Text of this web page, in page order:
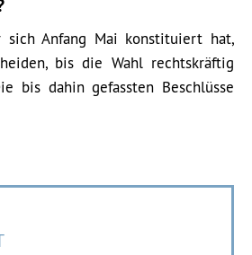
sich Anfang Mai konstituiert hat,
bis die Wahl rechtskräftig
bis dahin gefassten Beschlüsse